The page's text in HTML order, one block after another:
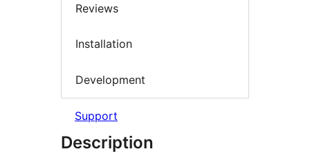
Reviews
Installation
Development
Support
Description